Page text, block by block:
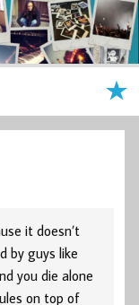
it doesn’t
by guys like
you die alone
on top of